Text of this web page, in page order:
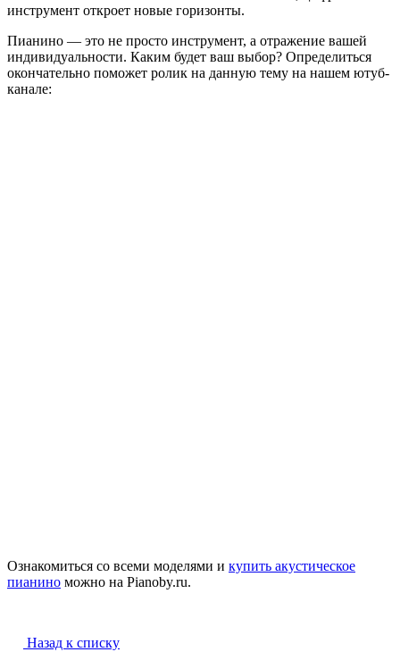
инструмент откроет новые горизонты.
Пианино — это не просто инструмент, а отражение вашей
индивидуальности. Каким будет ваш выбор? Определиться
окончательно поможет ролик на данную тему на нашем ютуб-
канале:
Ознакомиться со всеми моделями и купить акустическое
пианино можно на Pianoby.ru.
Назад к списку